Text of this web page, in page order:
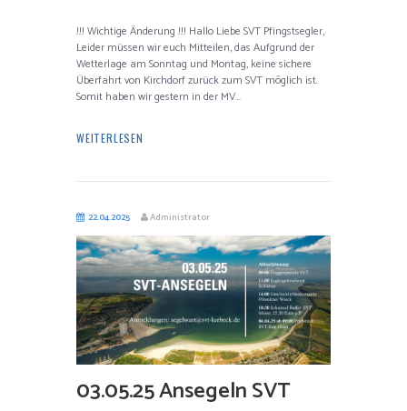
!!! Wichtige Änderung !!! Hallo Liebe SVT Pfingstsegler,
Leider müssen wir euch Mitteilen, das Aufgrund der
Wetterlage am Sonntag und Montag, keine sichere
Überfahrt von Kirchdorf zurück zum SVT möglich ist.
Somit haben wir gestern in der MV...
WEITERLESEN
22.04.2025 Administrator
03.05.25 Ansegeln SVT